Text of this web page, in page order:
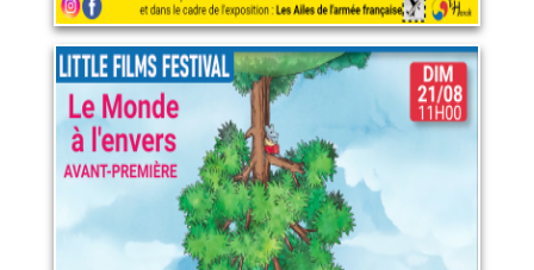
Little films festival : Le
Monde à l'envers
21 août 2026
LIRE PLUS